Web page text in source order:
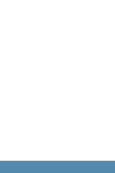
其成为用户首选： 全